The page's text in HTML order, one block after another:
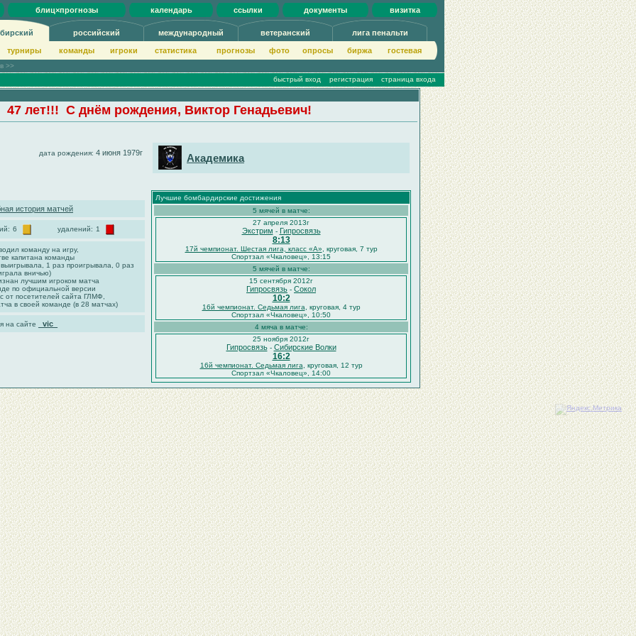
блиц×прогнозы календарь ссылки документы визитка
российский международный ветеранский лига пенальти
турниры команды игроки статистика прогнозы фото опросы биржа гoстeвая
>>
быстрый вход
регистрация страница входа
47 лет!!! С днём рождения, Виктор Генадьевич!
дата рождения: 4 июня 1979г
история матчей
6 удалений: 1
команду на игру,
капитана команды
1 раз проигрывала, 0 раз
вничью)
лучшим игроком матча
по официальной версии
от посетителей сайта ГЛМФ,
в своей команде (в 28 матчах)
на сайте _vic_
Академика
Лучшие бомбардирские достижения
5 мячей в матче:
27 апреля 2013г
Экстрим - Гипросвязь
8:13
17й чемпионат. Шестая лига, класс «А» , круговая, 7 тур
Спортзал «Чкаловец», 13:15
5 мячей в матче:
15 сентября 2012г
Гипросвязь - Сокол
10:2
16й чемпионат. Седьмая лига , круговая, 4 тур
Спортзал «Чкаловец», 10:50
4 мяча в матче:
25 ноября 2012г
Гипросвязь- Сибирские Волки
16:2
16й чемпионат. Седьмая лига , круговая, 12 тур
Спортзал «Чкаловец», 14:00